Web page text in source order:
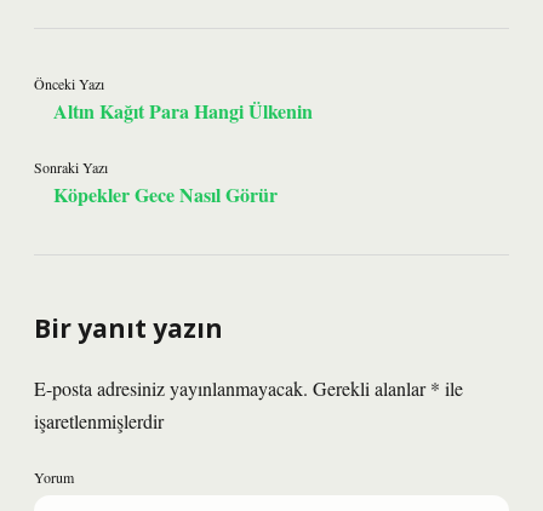
Önceki Yazı
Altın Kağıt Para Hangi Ülkenin
Sonraki Yazı
Köpekler Gece Nasıl Görür
Bir yanıt yazın
E-posta adresiniz yayınlanmayacak. Gerekli alanlar* ile
işaretlenmişlerdir
Yorum